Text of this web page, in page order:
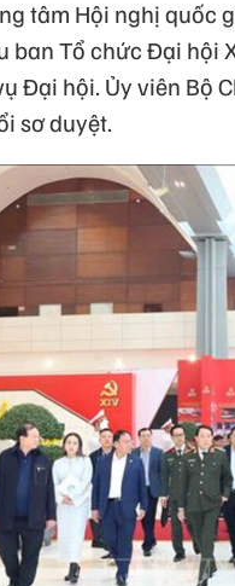
tâm Hội nghị quốc
ban Tổ chức Đại hội
Đại hội. Ủy viên Bộ
sơ duyệt.